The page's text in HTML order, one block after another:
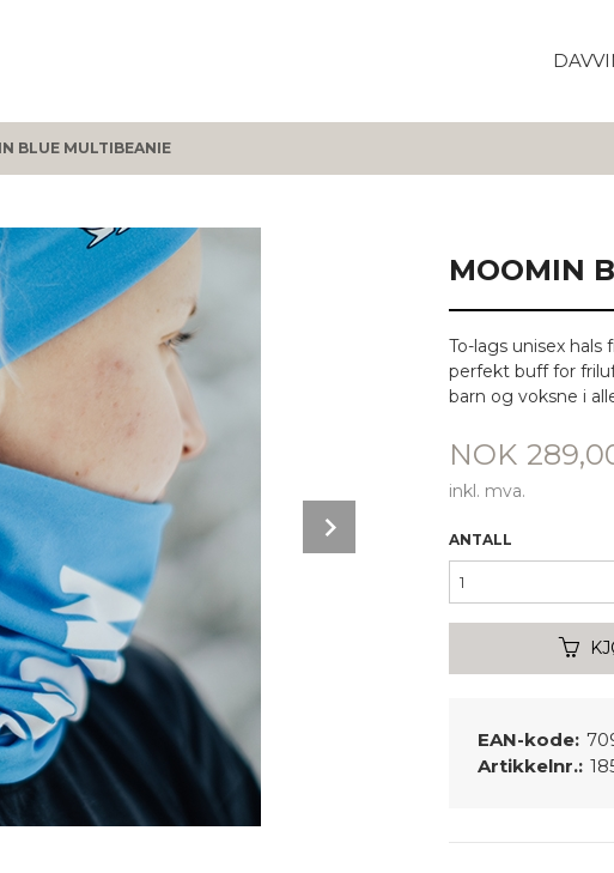
BLUE MULTIBEANIE
MOOMIN
To-lags unisex
perfekt buff for
barn og voksne i
Pris
NOK
inkl. mva.
ANTALL
EAN-kode:
Artikkelnr.: